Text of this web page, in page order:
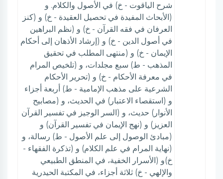
شرح الياقوت - خ) في الأصول والكلام. و
(الأبحاث المفيدة في تحصيل العقيدة - خ) و (كنز
العرفان في فقه القرآن - خ) و (نظم البراهين
في أصول الدين - خ) و (إرشاد الأذهان إلى أحكام
الإيمان - خ) و (منتهى المطلب في تحقيق
المذهب - ط) سبع مجلدات، و (تلخيص المرام
في معرفة الأحكام - خ) و (تحرير الأحكام
الشرعية على مذهب الإمامية - ط) أربعة أجزاء
و (استقصاء الاعتبار) في الحديث، و (مصابيح
الأنوار) حديث، و (السر الوجيز في تفسير القرآن
العزيز) و (نهج الإيمان في تفسير القرآن) و
(مبادئ الوصول إلى علم الأصول - ط) رسالة، و
(نهاية المرام في علم الكلام) و (تذكرة الفقهاء -
خ)و (الأسرار الخفية، في المنطق الطبيعي
والإلهي - خ) ثلاثة أجزاء، في المكتبة الحيدرية